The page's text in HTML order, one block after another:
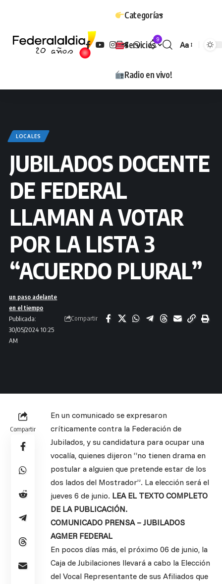
Categorías
Servicios
Radio en vivo!
9
Tamaño
Aa
LOCALES
JUBILADOS DOCENTE
DE FEDERAL
LLAMAN A VOTAR
POR LA LISTA 3
“ACUERDO PLURAL”
Publicada:
30/05/2024 10:25
AM
un paso adelante
en el tiempo
Compartir
Compartir
En un comunicado se expresaron
críticamente contra la Federación de
Jubilados, y su candidatura para ocupar una
vocalía, quienes dijeron “no tienen drama en
postular a alguien que pretende estar de los
dos lados del Mostrador”. La elección será el
jueves 6 de junio. LEA EL TEXTO COMPLETO
DE LA PUBLICACIÓN.
COMUNICADO PRENSA – JUBILADOS
AGMER FEDERAL
En pocos días más, el próximo 06 de junio, la
Caja de Jubilaciones llevará a cabo la Elección
del Vocal Representante de sus Afiliados que